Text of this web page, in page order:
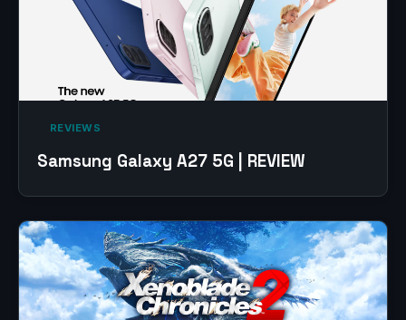
‎ REVIEWS‎
Samsung Galaxy A27 5G | REVIEW